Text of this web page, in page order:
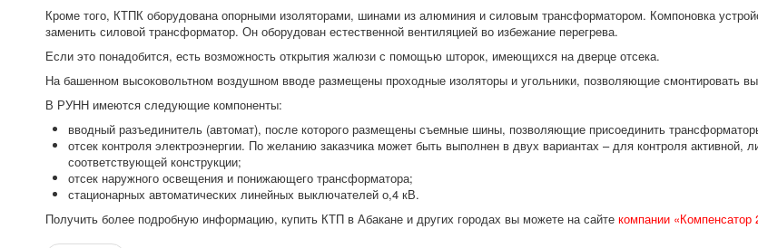
Кроме того, КТПК оборудована опорными изоляторами, шинами из алюминия и силовым трансформатором. Компоновка
заменить силовой трансформатор. Он оборудован естественной вентиляцией во избежание перегрева.
Если это понадобится, есть возможность открытия жалюзи с помощью шторок, имеющихся на дверце отсека.
На башенном высоковольтном воздушном вводе размещены проходные изоляторы и угольники, позволяющие смонтировать
В РУНН имеются следующие компоненты:
вводный разъединитель (автомат), после которого размещены съемные шины, позволяющие присоединить
отсек контроля электроэнергии. По желанию заказчика может быть выполнен в двух вариантах – для контроля активной,
соответствующей конструкции;
отсек наружного освещения и понижающего трансформатора;
стационарных автоматических линейных выключателей о,4 кВ.
Получить более подробную информацию, купить КТП в Абакане и других городах вы можете на сайте компании «Компенсатор